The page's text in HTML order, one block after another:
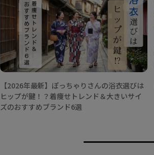
【2026年最新】ぽっちゃりさんの浴衣選びは
ヒップが鍵！？着痩せトレンド＆大きいサイ
ズのおすすめブランド6選